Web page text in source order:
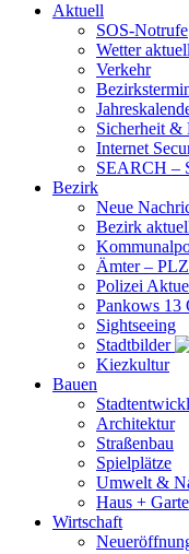
Aktuell
SOS-Notrufe
Wetter
Verkehr
Sicherheit &
Internet
SEARCH –
Bezirk
Neue
Bezirk
Ämter –
Polizei
Pankows 13
Sightseeing
Stadtbilder
Kiezkultur
Bauen
Architektur
Straßenbau
Spielplätze
Umwelt &
Haus +
Wirtschaft